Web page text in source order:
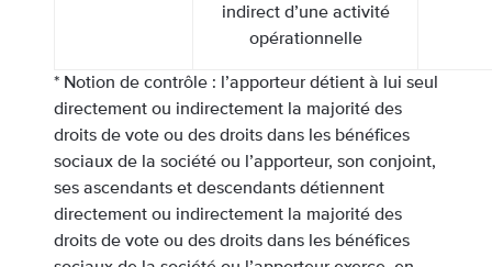
indirect d’une activité
opérationnelle
* Notion de contrôle : l’apporteur détient à lui seul
directement ou indirectement la majorité des
droits de vote ou des droits dans les bénéfices
sociaux de la société ou l’apporteur, son conjoint,
ses ascendants et descendants détiennent
directement ou indirectement la majorité des
droits de vote ou des droits dans les bénéfices